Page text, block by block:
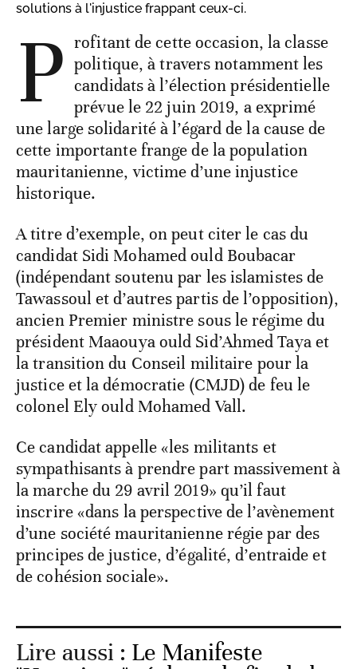
solutions à l'injustice frappant ceux-ci.
P rofitant de cette occasion, la classe
politique, à travers notamment les
candidats à l’élection présidentielle
prévue le 22 juin 2019, a exprimé
une large solidarité à l’égard de la cause de
cette importante frange de la population
mauritanienne, victime d’une injustice
historique.
A titre d’exemple, on peut citer le cas du
candidat Sidi Mohamed ould Boubacar
(indépendant soutenu par les islamistes de
Tawassoul et d’autres partis de l’opposition),
ancien Premier ministre sous le régime du
président Maaouya ould Sid’Ahmed Taya et
la transition du Conseil militaire pour la
justice et la démocratie (CMJD) de feu le
colonel Ely ould Mohamed Vall.
Ce candidat appelle «les militants et
sympathisants à prendre part massivement à
la marche du 29 avril 2019» qu’il faut
inscrire «dans la perspective de l’avènement
d’une société mauritanienne régie par des
principes de justice, d’égalité, d’entraide et
de cohésion sociale».
Lire aussi : Le Manifeste